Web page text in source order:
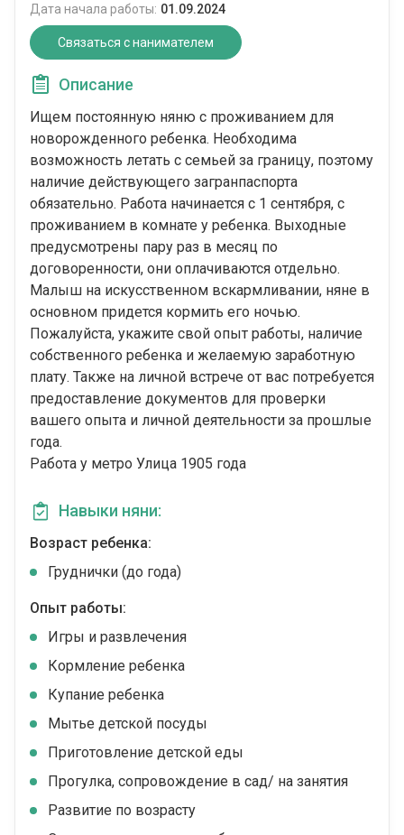
Дата начала работы: 01.09.2024
Связаться с нанимателем
Описание
Ищем постоянную няню с проживанием для
новорожденного ребенка. Необходима
возможность летать с семьей за границу, поэтому
наличие действующего загранпаспорта
обязательно. Работа начинается с 1 сентября, с
проживанием в комнате у ребенка. Выходные
предусмотрены пару раз в месяц по
договоренности, они оплачиваются отдельно.
Малыш на искусственном вскармливании, няне в
основном придется кормить его ночью.
Пожалуйста, укажите свой опыт работы, наличие
собственного ребенка и желаемую заработную
плату. Также на личной встрече от вас потребуется
предоставление документов для проверки
вашего опыта и личной деятельности за прошлые
года.
Работа у метро Улица 1905 года
Навыки няни:
Возраст ребенка:
Груднички (до года)
Опыт работы:
Игры и развлечения
Кормление ребенка
Купание ребенка
Мытье детской посуды
Приготовление детской еды
Прогулка, сопровождение в сад/ на занятия
Развитие по возрасту